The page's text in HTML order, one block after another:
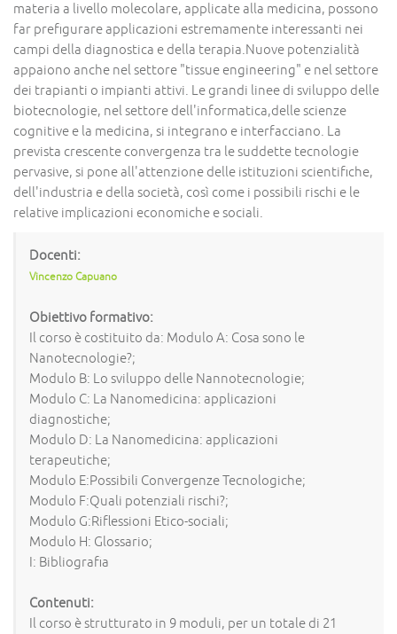
materia a livello molecolare, applicate alla medicina, possono
far prefigurare applicazioni estremamente interessanti nei
campi della diagnostica e della terapia.Nuove potenzialità
appaiono anche nel settore "tissue engineering" e nel settore
dei trapianti o impianti attivi. Le grandi linee di sviluppo delle
biotecnologie, nel settore dell'informatica,delle scienze
cognitive e la medicina, si integrano e interfacciano. La
prevista crescente convergenza tra le suddette tecnologie
pervasive, si pone all'attenzione delle istituzioni scientifiche,
dell'industria e della società, così come i possibili rischi e le
relative implicazioni economiche e sociali.
Docenti:
Vincenzo Capuano
Obiettivo formativo:
Il corso è costituito da: Modulo A: Cosa sono le
Nanotecnologie?;
Modulo B: Lo sviluppo delle Nannotecnologie;
Modulo C: La Nanomedicina: applicazioni
diagnostiche;
Modulo D: La Nanomedicina: applicazioni
terapeutiche;
Modulo E:Possibili Convergenze Tecnologiche;
Modulo F:Quali potenziali rischi?;
Modulo G:Riflessioni Etico-sociali;
Modulo H: Glossario;
I: Bibliografia
Contenuti:
Il corso è strutturato in 9 moduli, per un totale di 21